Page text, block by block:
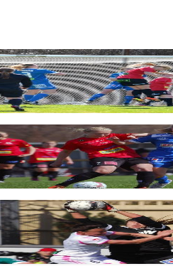
07 – QBIK
2013, 22:40
Limhamn Bunkeflo – QBIK
2013, 21:10